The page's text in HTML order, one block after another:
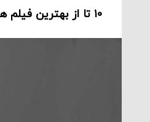
۱۰ تا از بهترین فیلم‌ های بیل موری بر اساس رتبه‌ بندی راتن تومیتوز